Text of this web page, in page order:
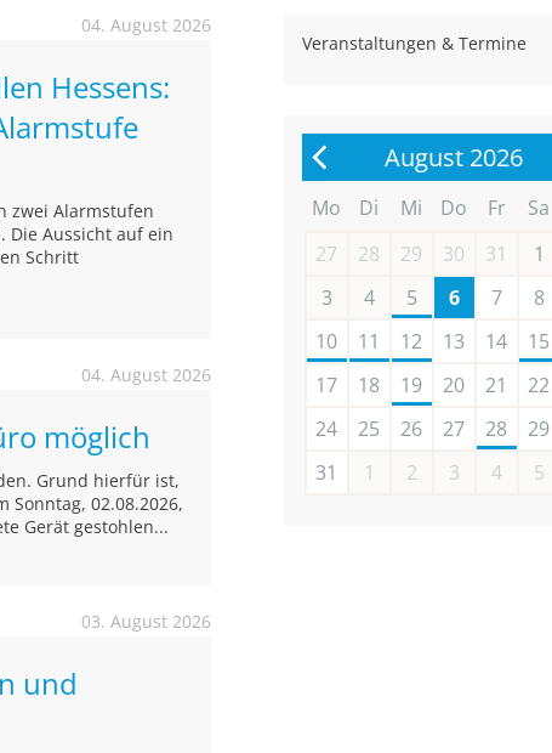
Veranstaltungen & Termine
August 2026
Mo Di Mi Do Fr Sa
27
28 29 30 31 1
3
4 5 6 7 8
10
11 12 13 14 15
17
18 19 20 21 22
24
25 26 27 28 29
31
1 2 3 4 5
04. August 2026
Hessens:
zwei Alarmstufen
Die Aussicht auf ein
Schritt
04. August 2026
möglich
Grund hierfür ist,
02.08.2026,
Gerät gestohlen...
03. August 2026
und